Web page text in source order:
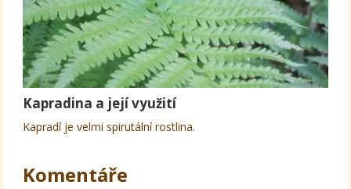
Kapradina a její využití
Kapradí je velmi spirutální rostlina.
Komentáře